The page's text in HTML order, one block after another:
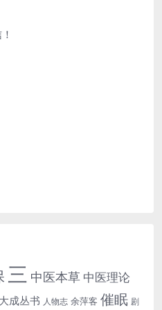
三 中医本草 中医理论
成丛书 人物志 余萍客 催眠 剧